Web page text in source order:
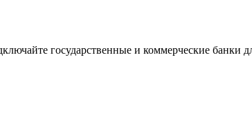
государственные и коммерческие банки